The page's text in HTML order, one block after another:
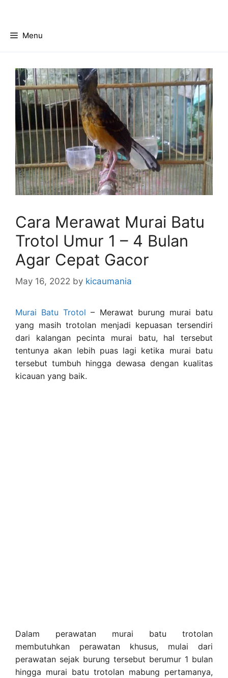
contentMenu
Cara Merawat Murai Batu
Trotol Umur 1 – 4 Bulan
Agar Cepat Gacor
May 16, 2022 by kicaumania
Murai Batu Trotol – Merawat burung murai batu
yang masih trotolan menjadi kepuasan tersendiri
dari kalangan pecinta murai batu, hal tersebut
tentunya akan lebih puas lagi ketika murai batu
tersebut tumbuh hingga dewasa dengan kualitas
kicauan yang baik.
Dalam perawatan murai batu trotolan
membutuhkan perawatan khusus, mulai dari
perawatan sejak burung tersebut berumur 1 bulan
hingga murai batu trotolan mabung pertamanya,